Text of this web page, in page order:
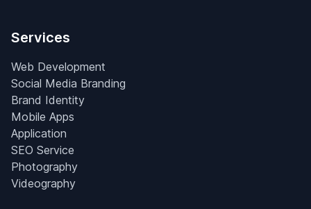
Services
Web Development
Social Media Branding
Brand Identity
Mobile Apps
Application
SEO Service
Photography
Videography